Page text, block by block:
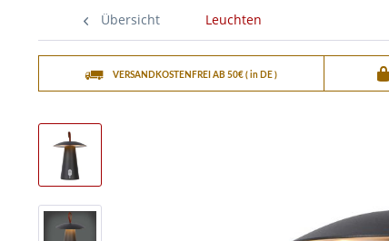
Übersicht Leuchten
VERSANDKOSTENFREI AB 50€ ( in DE )